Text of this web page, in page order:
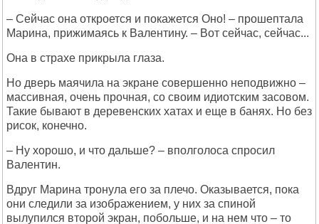
– Сейчас она откроется и покажется Оно! – прошептала
Марина, прижимаясь к Валентину. – Вот сейчас, сейчас...
Она в страхе прикрыла глаза.
Но дверь маячила на экране совершенно неподвижно –
массивная, очень прочная, со своим идиотским засовом.
Такие бывают в деревенских хатах и еще в банях. Но без
рисок, конечно.
– Ну хорошо, и что дальше? – вполголоса спросил
Валентин.
Вдруг Марина тронула его за плечо. Оказывается, пока
они следили за изображением, у них за спиной
вылупился второй экран, побольше, и на нем что – то